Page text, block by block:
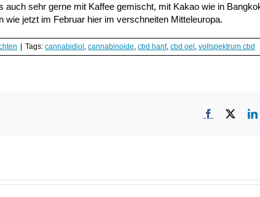
auch sehr gerne mit Kaffee gemischt, mit Kakao wie in
jetzt im Februar hier im verschneiten Mitteleuropa.
| Tags: cannabidiol, cannabinoide, cbd hanf, cbd oel, vollspektrum cbd
Facebook
X